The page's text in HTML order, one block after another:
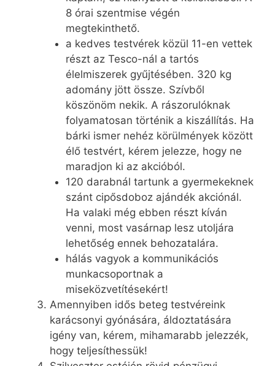
8 órai szentmise végén
megtekinthető.
a kedves testvérek közül 11-en vettek
részt az Tesco-nál a tartós
élelmiszerek gyűjtésében. 320 kg
adomány jött össze. Szívből
köszönöm nekik. A rászorulóknak
folyamatosan történik a kiszállítás. Ha
bárki ismer nehéz körülmények között
élő testvért, kérem jelezze, hogy ne
maradjon ki az akcióból.
120 darabnál tartunk a gyermekeknek
szánt cipősdoboz ajándék akciónál.
Ha valaki még ebben részt kíván
venni, most vasárnap lesz utoljára
lehetőség ennek behozatalára.
hálás vagyok a kommunikációs
munkacsoportnak a
miseközvetítésekért!
Amennyiben idős beteg testvéreink
karácsonyi gyónására, áldoztatására
igény van, kérem, mihamarabb jelezzék,
hogy teljesíthessük!